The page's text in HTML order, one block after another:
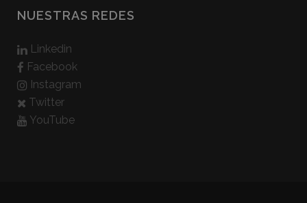
NUESTRAS REDES
Linkedin
Facebook
Instagram
Twitter
YouTube